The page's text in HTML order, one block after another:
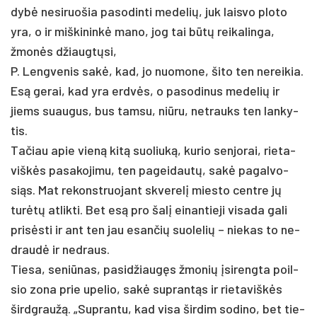
dybė ne­si­ruo­šia pa­so­din­ti me­de­lių, juk lais­vo plo­to
yra, o ir miš­ki­ninkė ma­no, jog tai būtų rei­ka­lin­ga,
žmonės džiaugtų­si,
P. Leng­ve­nis sakė, kad, jo nuo­mo­ne, ši­to ten ne­rei­kia.
Esą ge­rai, kad yra erdvės, o pa­so­di­nus me­de­lių ir
jiems suau­gus, bus tam­su, niū­ru, ne­trauks ten lan­ky­
tis.
Ta­čiau apie vieną kitą suo­liuką, ku­rio sen­jo­rai, rie­ta­
viškės pa­sa­ko­ji­mu, ten pa­gei­dautų, sakė pa­gal­vo­
siąs. Mat re­konst­ruo­jant skve­relį mies­to cent­re jų
turėtų at­lik­ti. Bet esą pro šalį ei­nan­tie­ji vi­sa­da ga­li
pri­sėsti ir ant ten jau esan­čių suo­le­lių – nie­kas to ne­
draudė ir ne­draus.
Tie­sa, se­niū­nas, pa­si­džiaugęs žmo­nių įsi­reng­ta poil­
sio zo­na prie upe­lio, sakė su­prantąs ir rie­ta­viškės
širdg­raužą. „Sup­ran­tu, kad vi­sa šir­dim so­di­no, bet tie­